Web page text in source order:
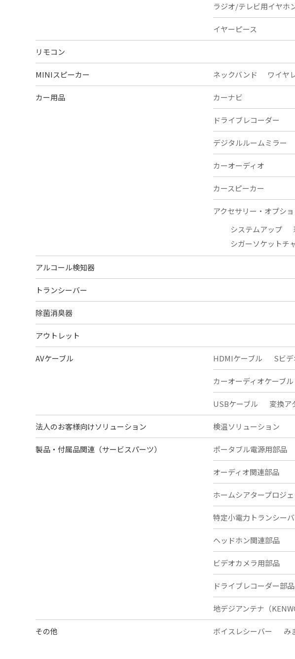
ラジオ/テレビ用イヤホ
イヤーピース
リモコン
MINIスピーカー ネックバンド ワイヤ
カー用品 カーナビ
ドライブレコーダー
デジタルルームミラー
カーオーディオ
カースピーカー
アクセサリー・オプシ
システムアップ
シガーソケットチ
アルコール検知器
トランシーバー
除菌消臭器
アウトレット
AVケーブル HDMIケーブル Sビ
カーオーディオケーブル
USBケーブル 変換ア
法人のお客様向けソリューション 検温ソリューション
製品・付属品関連（サービスパーツ） ポータブル電源用部品
オーディオ関連部品
ホームシアタープロジ
特定小電力トランシー
ヘッドホン関連部品
ビデオカメラ用部品
ドライブレコーダー部品
地デジアンテナ（
その他 ボイスレシーバー み